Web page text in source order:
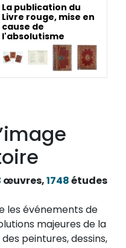
La publication du
Livre rouge, mise en
cause de
l'absolutisme
œuvres,1748études
les événements de
majeures de la
peintures, dessins,